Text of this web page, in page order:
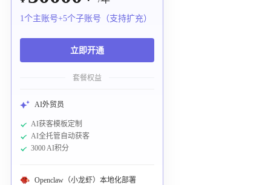
1个主账号+5个子账号（支持扩充）
立即开通
套餐权益
AI外贸员
AI获客模板定制
AI全托管自动获客
3000 AI积分
Openclaw（小龙虾）本地化部署